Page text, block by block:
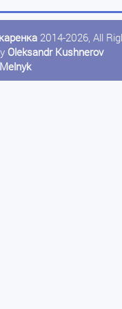
2014-2026, All
Oleksandr Kushnerov